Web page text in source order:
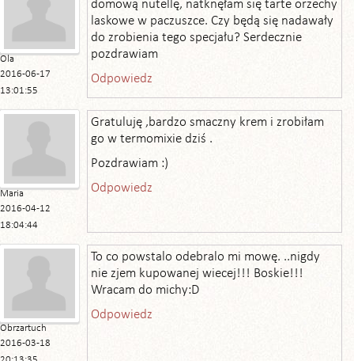
Ola
2016-06-17
13:01:55
domową nutellę, natknęłam się tarte orzechy
laskowe w paczuszce. Czy będą się nadawały
do zrobienia tego specjału? Serdecznie
pozdrawiam
Odpowiedz
Maria
2016-04-12
18:04:44
Gratuluję ,bardzo smaczny krem i zrobiłam
go w termomixie dziś .
Pozdrawiam :)
Odpowiedz
Obrzartuch
2016-03-18
To co powstalo odebralo mi mowę. ..nigdy
nie zjem kupowanej wiecej!!! Boskie!!!
Wracam do michy:D
Odpowiedz